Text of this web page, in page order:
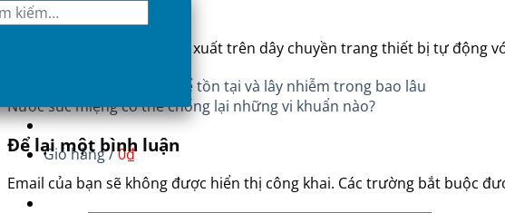
Giỏ hàng /0₫
Fujiwa Store
được sản xuất trên dây chuyền trang thiết bị tự động
Biến chủng Omicron có thể tồn tại và lây nhiễm trong bao lâu
Nước súc miệng có thể chống lại những vi khuẩn nào?
Để lại một bình luận
Email của bạn sẽ không được hiển thị công khai. Các trường bắt buộc